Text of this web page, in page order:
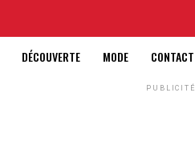
DÉCOUVERTE MODE CONTACT
PUBLICITÉ